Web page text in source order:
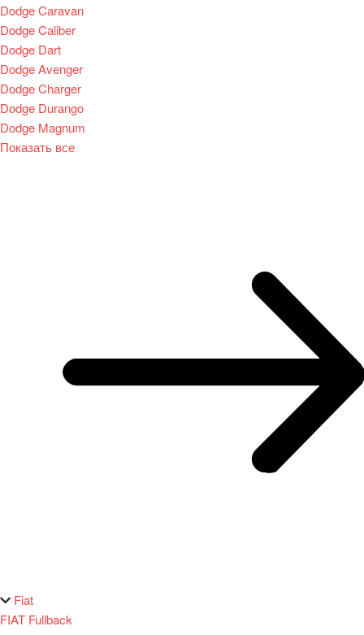
Dodge Caravan
Dodge Caliber
Dodge Dart
Dodge Avenger
Dodge Charger
Dodge Durango
Dodge Magnum
Показать все
Fiat
FIAT Fullback